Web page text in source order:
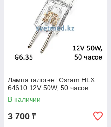
Лампа галоген. Osram HLX
64610 12V 50W, 50 часов
В наличии
3 700 ₸